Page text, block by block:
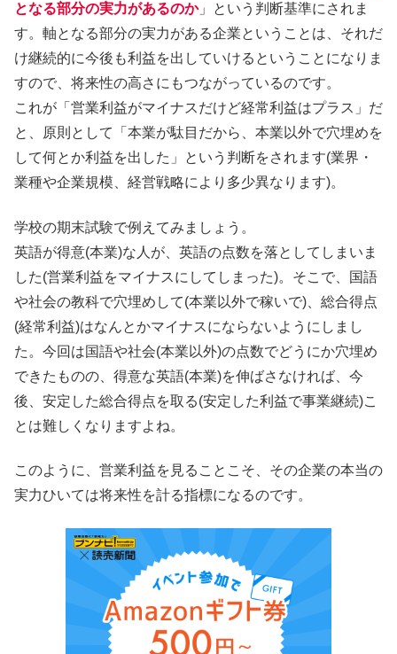
となる部分の実力があるのか」という判断基準にされま
す。軸となる部分の実力がある企業ということは、それだ
け継続的に今後も利益を出していけるということになりま
すので、将来性の高さにもつながっているのです。
これが「営業利益がマイナスだけど経常利益はプラス」だ
と、原則として「本業が駄目だから、本業以外で穴埋めを
して何とか利益を出した」という判断をされます(業界・
業種や企業規模、経営戦略により多少異なります)。
学校の期末試験で例えてみましょう。
英語が得意(本業)な人が、英語の点数を落としてしまいま
した(営業利益をマイナスにしてしまった)。そこで、国語
や社会の教科で穴埋めして(本業以外で稼いで)、総合得点
(経常利益)はなんとかマイナスにならないようにしまし
た。今回は国語や社会(本業以外)の点数でどうにか穴埋め
できたものの、得意な英語(本業)を伸ばさなければ、今
後、安定した総合得点を取る(安定した利益で事業継続)こ
とは難しくなりますよね。
このように、営業利益を見ることこそ、その企業の本当の
実力ひいては将来性を計る指標になるのです。